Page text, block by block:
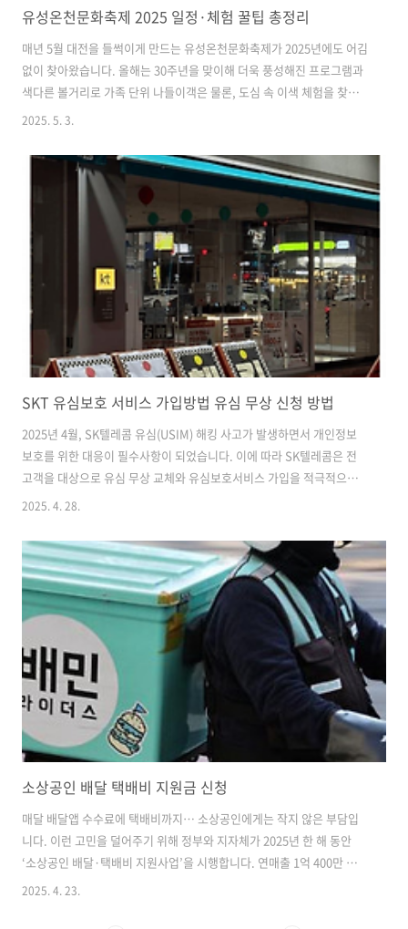
유성온천문화축제 2025 일정·체험 꿀팁 총정리
매년 5월 대전을 들썩이게 만드는 유성온천문화축제가 2025년에도 어김
없이 찾아왔습니다. 올해는 30주년을 맞이해 더욱 풍성해진 프로그램과
색다른 볼거리로 가족 단위 나들이객은 물론, 도심 속 이색 체험을 찾는
여행자들에게도 주목받고 있어요.따뜻한 온천수와 미래형 과학 콘텐츠,
독특한 조합이 5월의 봄바람과 함께 유성 거리를 가득 채웁니다.유성온
천문화축제란?유성온천문화축제는 대전 유성구에서 1995년부터 시작
된 대표 지역 축제로, 온천과 과학이라는 지역적 자원을 활용해 매년 5월
열립니다. 올해는 30회를 맞이하는 만큼, 그 어느 해보다 다채롭고 품격
있는 행사 구성이 눈에 띕니다.이 축제는 단순한 관람형 행사를 넘어, 유
2025. 5. 3.
SKT 유심보호 서비스 가입방법 유심 무상 신청 방법
2025년 4월, SK텔레콤 유심(USIM) 해킹 사고가 발생하면서 개인정보
보호를 위한 대응이 필수사항이 되었습니다. 이에 따라 SK텔레콤은 전
고객을 대상으로 유심 무상 교체와 유심보호서비스 가입을 적극적으로
권장하고 있습니다. 이번 글에서는 SKT 유심 교체 방법과 유심보호서비
교체 대상: 2025년 4월 18일 자정 기준 SK텔레콤 이용 고객 (알뜰폰 포
함)교체 시작일: 2025년 4월 28일 오전 10시교체 방법:가까운 SKT 대리
점 방문 (신분증 및 사용 중인 단말기 지참)T월드 앱 또는 홈페이지에서
온라인 예약 후 방문👉 유심 무료교체 신청 온라인 예약 주의사항:사전
재고 확인 필수 (매장 상황에 따라 대기 발생 가..
2025. 4. 28.
소상공인 배달 택배비 지원금 신청
매달 배달앱 수수료에 택배비까지… 소상공인에게는 작지 않은 부담입
니다. 이런 고민을 덜어주기 위해 정부와 지자체가 2025년 한 해 동안
‘소상공인 배달·택배비 지원사업’을 시행합니다. 연매출 1억 400만 원
미만의 소상공인이라면 최대 30만 원까지 지원받을 수 있고, 신청도 온
2025. 4. 23.